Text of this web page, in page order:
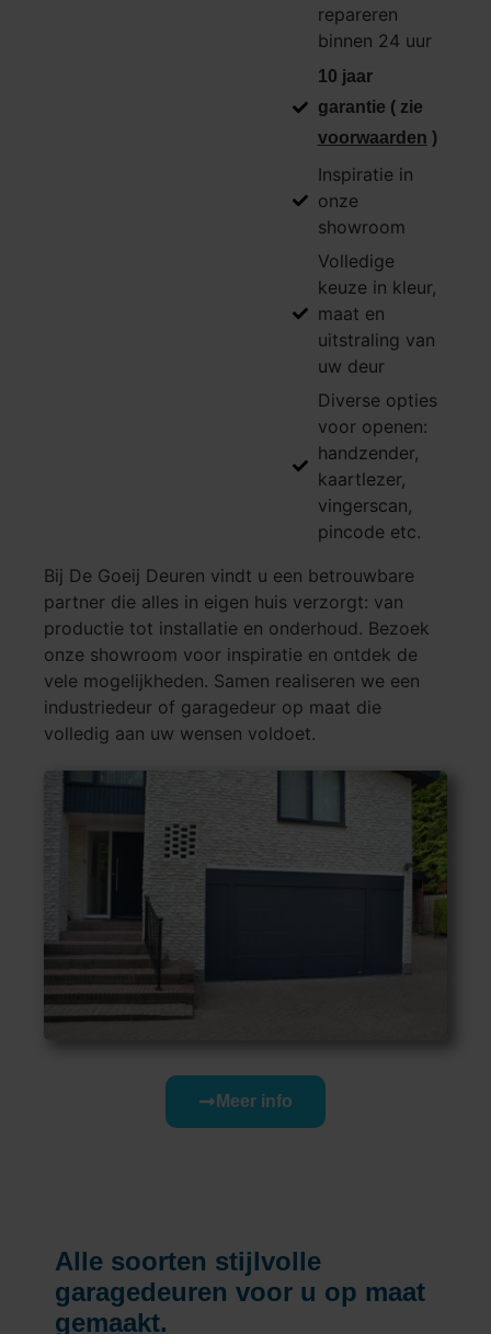
repareren
binnen 24 uur
10 jaar
garantie ( zie
voorwaarden )
Inspiratie in
onze
showroom
Volledige
keuze in kleur,
maat en
uitstraling van
uw deur
Diverse opties
voor openen:
handzender,
kaartlezer,
vingerscan,
pincode etc.
Bij De Goeij Deuren vindt u een betrouwbare
partner die alles in eigen huis verzorgt: van
productie tot installatie en onderhoud. Bezoek
onze showroom voor inspiratie en ontdek de
vele mogelijkheden. Samen realiseren we een
industriedeur of garagedeur op maat die
volledig aan uw wensen voldoet.
Meer info
Alle soorten stijlvolle
garagedeuren voor u op maat
gemaakt.